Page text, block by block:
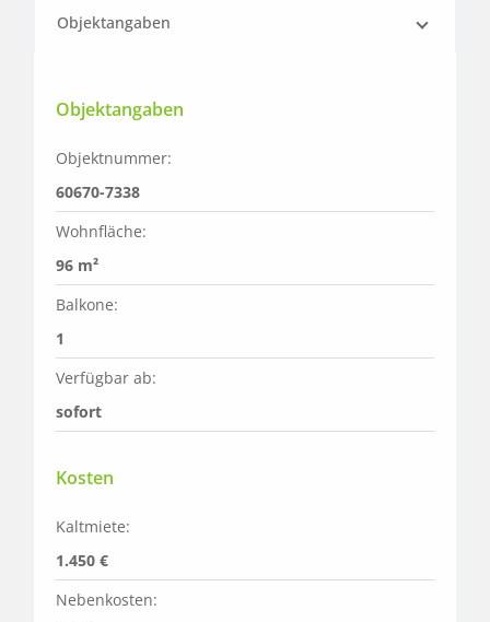
Objektangaben
Objektangaben
Objektnummer:
60670-7338
Wohnfläche:
96 m²
Balkone:
1
Verfügbar ab:
sofort
Kosten
Kaltmiete:
1.450 €
Nebenkosten: